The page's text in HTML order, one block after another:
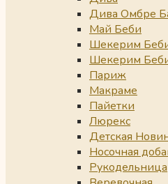
Дива Омбре
Май Беби
Шекерим
Шекерим
Париж
Макраме
Пайетки
Люрекс
Детская
Носочная
Рукодельница